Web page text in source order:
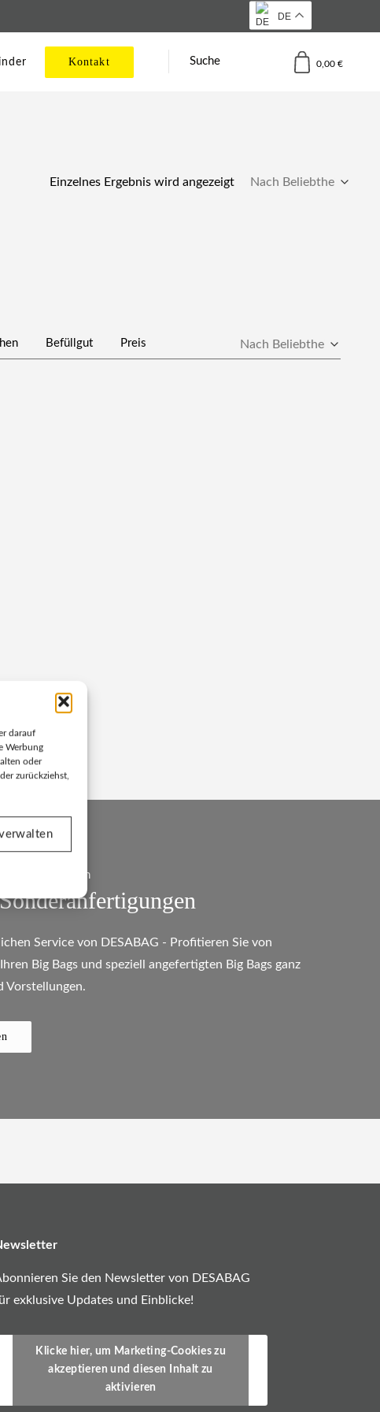
darauf
Werbung
oder
zurückziehst,
DE
Kontakt Suche 0,00 €
Einzelnes Ergebnis wird angezeigt
Befüllgut Preis
ihr Unternehmen
Service von DESABAG - Profitieren Sie von
Big Bags und speziell angefertigten Big Bags ganz
Vorstellungen.
Sie den Newsletter von DESABAG
exklusive Updates und Einblicke!
Klicke hier, um Marketing-Cookies zu
akzeptieren und diesen Inhalt zu
aktivieren